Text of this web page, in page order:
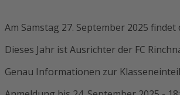
Am Samstag 27. September 2025
Dieses Jahr ist Ausrichter der FC
Genau Informationen zur